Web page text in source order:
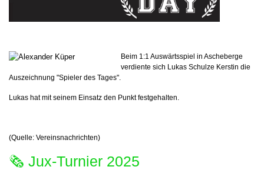
Beim 1:1 Auswärtsspiel in Ascheberge
verdiente sich Lukas Schulze Kerstin die
Auszeichnung "Spieler des Tages".
Lukas hat mit seinem Einsatz den Punkt festgehalten.
(Quelle: Vereinsnachrichten)
🗞 Jux-Turnier 2025